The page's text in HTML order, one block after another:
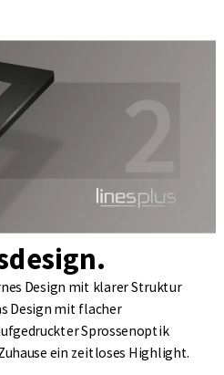
Design mit klarer Struktur
Design mit flacher
Sprossenoptik
ein zeitloses Highlight.